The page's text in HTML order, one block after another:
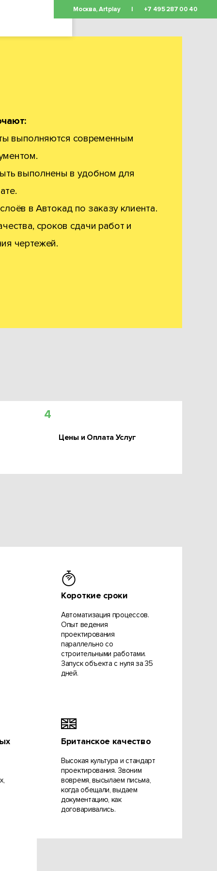
Москва, Artplay | +7 495 287 00 40
выполняются современным
выполнены в удобном для
в Автокад по заказу клиента.
сроков сдачи работ и
чертежей.
4
Цены и Оплата Услуг
Короткие сроки
Автоматизация процессов.
Опыт ведения
проектирования
параллельно со
строительными работами.
Запуск объекта с нуля за 35
дней.
Британское качество
Высокая культура и стандарт
проектирования. Звоним
вовремя, высылаем письма,
когда обещали, выдаем
документацию, как
договаривались.